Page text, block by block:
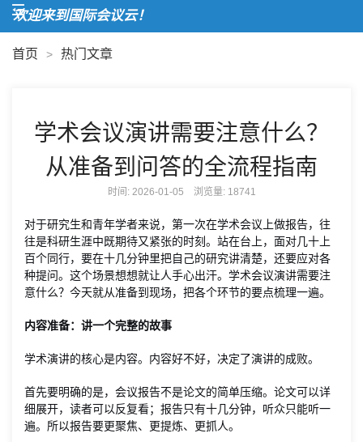
迎来到国际会议云！
首页 > 热门文章
学术会议演讲需要注意什么？
从准备到问答的全流程指南
时间: 2026-01-05 浏览量: 18741
对于研究生和青年学者来说，第一次在学术会议上做报告，往
往是科研生涯中既期待又紧张的时刻。站在台上，面对几十上
百个同行，要在十几分钟里把自己的研究讲清楚，还要应对各
种提问。这个场景想想就让人手心出汗。学术会议演讲需要注
意什么？今天就从准备到现场，把各个环节的要点梳理一遍。
内容准备：讲一个完整的故事
学术演讲的核心是内容。内容好不好，决定了演讲的成败。
首先要明确的是，会议报告不是论文的简单压缩。论文可以详
细展开，读者可以反复看；报告只有十几分钟，听众只能听一
遍。所以报告要更聚焦、更提炼、更抓人。